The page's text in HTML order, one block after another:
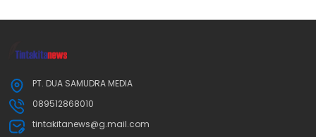
PT. DUA SAMUDRA MEDIA
089512868010
tintakitanews@g.mail.com